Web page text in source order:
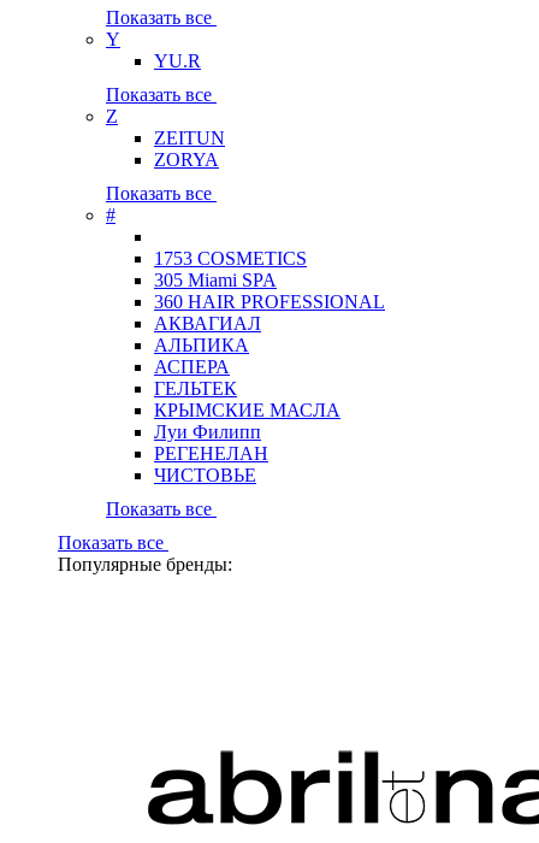
Показать все
Y
YU.R
Показать все
Z
ZEITUN
ZORYA
Показать все
#
1753 COSMETICS
305 Miami SPA
360 HAIR PROFESSIONAL
АКВАГИАЛ
АЛЬПИКА
АСПЕРА
ГЕЛЬТЕК
КРЫМСКИЕ МАСЛА
Луи Филипп
РЕГЕНЕЛАН
ЧИСТОВЬЕ
Показать все
Показать все
Популярные бренды: